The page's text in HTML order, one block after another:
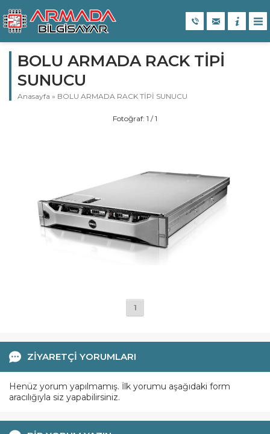
BOLU ARMADA RACK TİPİ
SUNUCU
Anasayfa » BOLU ARMADA RACK TİPİ SUNUCU
Fotoğraf: 1 / 1
1
ZİYARETÇİ YORUMLARI
Henüz yorum yapılmamış. İlk yorumu aşağıdaki form
aracılığıyla siz yapabilirsiniz.